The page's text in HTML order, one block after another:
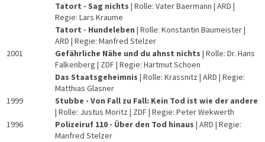
Tatort - Sag nichts | Rolle: Vater Baermann | ARD |
Regie: Lars Kraume
Tatort - Hundeleben | Rolle: Konstantin Baumeister |
ARD | Regie: Manfred Stelzer
2001
Gefährliche Nähe und du ahnst nichts | Rolle: Dr. Hans
Falkenberg | ZDF | Regie: Hartmut Schoen
Das Staatsgeheimnis | Rolle: Krassnitz | ARD | Regie:
Matthias Glasner
1999
Stubbe - Von Fall zu Fall: Kein Tod ist wie der andere
| Rolle: Justus Moritz | ZDF | Regie: Peter Wekwerth
1996
Polizeiruf 110 - Über den Tod hinaus | ARD | Regie:
Manfred Stelzer